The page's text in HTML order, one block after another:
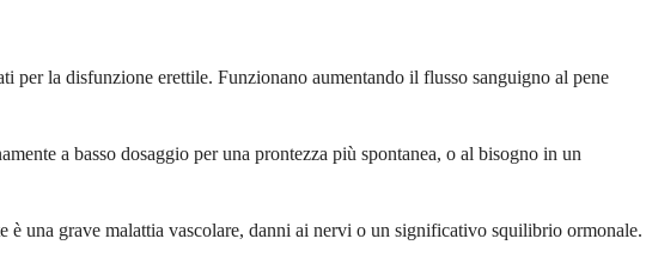
la disfunzione erettile. Funzionano aumentando il flusso sanguigno al pene
a basso dosaggio per una prontezza più spontanea, o al bisogno in un
una grave malattia vascolare, danni ai nervi o un significativo squilibrio ormonale.